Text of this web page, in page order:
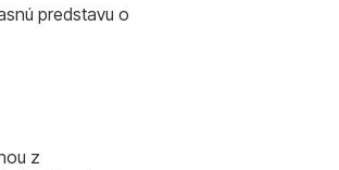
predstavu o
z